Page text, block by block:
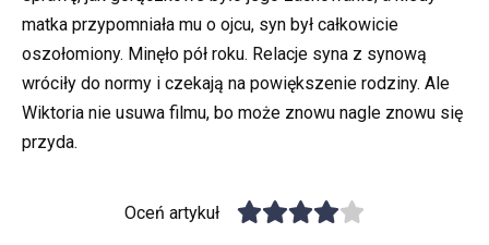
matka przypomniała mu o ojcu, syn był całkowicie
oszołomiony. Minęło pół roku. Relacje syna z synową
wróciły do normy i czekają na powiększenie rodziny. Ale
Wiktoria nie usuwa filmu, bo może znowu nagle znowu się
przyda.
Oceń artykuł